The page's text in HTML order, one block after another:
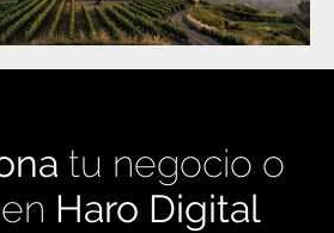
tu negocio o
Haro Digital